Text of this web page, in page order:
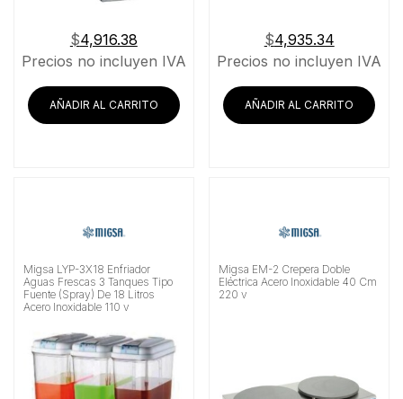
$4,916.38
Precios no incluyen IVA
AÑADIR AL CARRITO
$4,935.34
Precios no incluyen IVA
AÑADIR AL CARRITO
Migsa LYP-3X18 Enfriador
Aguas Frescas 3 Tanques Tipo
Fuente (Spray) De 18 Litros
Acero Inoxidable 110 v
Migsa EM-2 Crepera Doble
Eléctrica Acero Inoxidable 40 Cm
220 v